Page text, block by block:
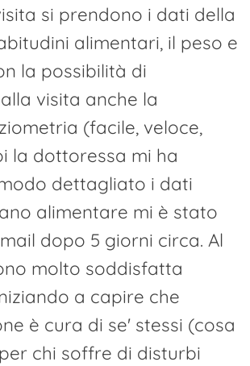
si prendono i dati della
alimentari, il peso e
la possibilità di
visita anche la
(facile, veloce,
la dottoressa mi ha
dettagliato i dati
alimentare mi è stato
dopo 5 giorni circa. Al
molto soddisfatta
a capire che
è cura di se' stessi (cosa
chi soffre di disturbi